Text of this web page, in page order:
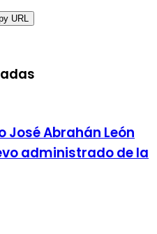
URL
José Abrahán León
administrado de la